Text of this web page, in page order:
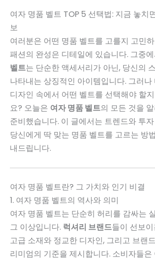
여자 명품 벨트 TOP 5 선택법: 지금 놓치
보
여러분은 어떤 명품 벨트를 고를지 고민
패션의 완성은 디테일에 있습니다. 그중
벨트는 단순한 액세서리가 아닌, 당신의
나타내는 상징적인 아이템입니다. 그러
디자인 속에서 어떤 벨트를 선택해야 할
요? 오늘은 여자 명품 벨트의 모든 것을
준비했습니다. 이 글에서는 트렌드와 투
당신에게 딱 맞는 명품 벨트를 고르는 방
내드립니다.
여자 명품 벨트란? 그 가치와 인기 비결
1. 여자 명품 벨트의 역사와 의미
여자 명품 벨트는 단순히 허리를 감싸는
그 이상입니다. 럭셔리 브랜드들이 선보
고급 소재와 정교한 디자인, 그리고 브랜
리미엄의 기준을 제시합니다. 소비자들은